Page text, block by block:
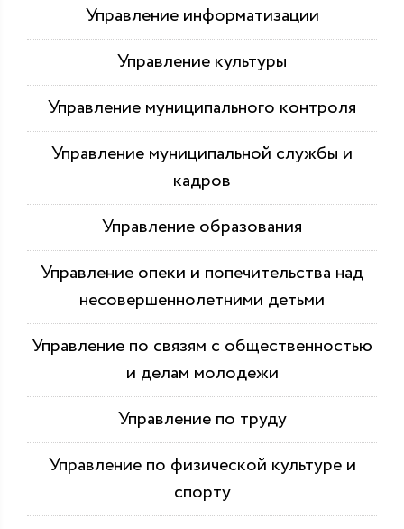
Управление информатизации
Управление культуры
Управление муниципального контроля
Управление муниципальной службы и
кадров
Управление образования
Управление опеки и попечительства над
несовершеннолетними детьми
Управление по связям с общественностью
и делам молодежи
Управление по труду
Управление по физической культуре и
спорту